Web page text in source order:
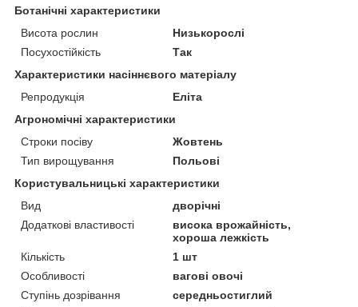
Ботанічні характеристики
Висота рослин
Низькорослі
Посухостійкість
Так
Характеристики насіннєвого матеріалу
Репродукція
Еліта
Агрономічні характеристики
Строки посіву
Жовтень
Тип вирощування
Польові
Користувальницькі характеристики
Вид
дворічні
Додаткові властивості
висока врожайність,
хороша лежкість
Кількість
1 шт
Особливості
вагові овочі
Ступінь дозрівання
середньостиглий